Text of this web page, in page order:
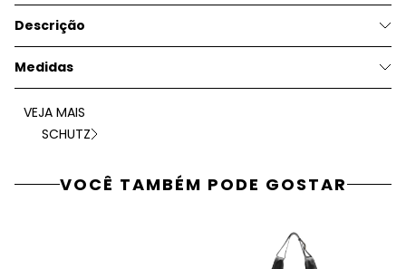
Descrição
Medidas
VEJA MAIS
SCHUTZ
VOCÊ TAMBÉM PODE GOSTAR